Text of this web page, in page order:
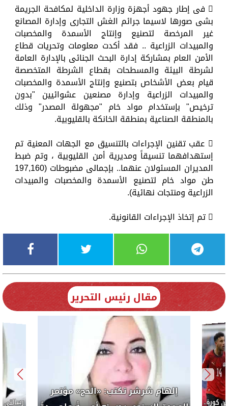
 فى إطار جهود أجهزة وزارة الداخلية لمكافحة الجريمة
بشى صورها لاسيما جرائم الغش التجارى وإدارة المصانع
غير المرخصة لتصنيع وإنتاج الأسمدة والمخصبات
والمبيدات الزراعية .. فقد أكدت معلومات وتحريات قطاع
الأمن العام بمشاركة إدارة البحث الجنائى بالإدارة العامة
لشرطة البيئة والمسطحات بقطاع الشرطة المتخصصة
قيام بعض الأشخاص بتصنيع وإنتاج الأسمدة والمخصبات
والمبيدات الزراعية وإدارة مصنعين عشوائيين "بدون
ترخيص" بإستخدام مواد خام "مجهولة المصدر" وذلك
بالمنطقة الصناعية بمنطقة الخانكة بالقليوبية.
 عقب تقنين الإجراءات بالتنسيق مع الجهات المعنية تم
إستهدافهما تنسيقاً ومديرية أمن القليوبية ، وتم ضبط
المديران المسئولان عنهما.. بإجمالى مضبوطات (197,160
طن مواد خام لتصنيع الأسمدة والمخصبات والمبيدات
الزراعية ومنتجات نهائية).
 تم إتخاذ الإجراءات القانونية.
مقال رئيس التحرير
إلهام شرشر تكتب: «الحج» مؤتمر